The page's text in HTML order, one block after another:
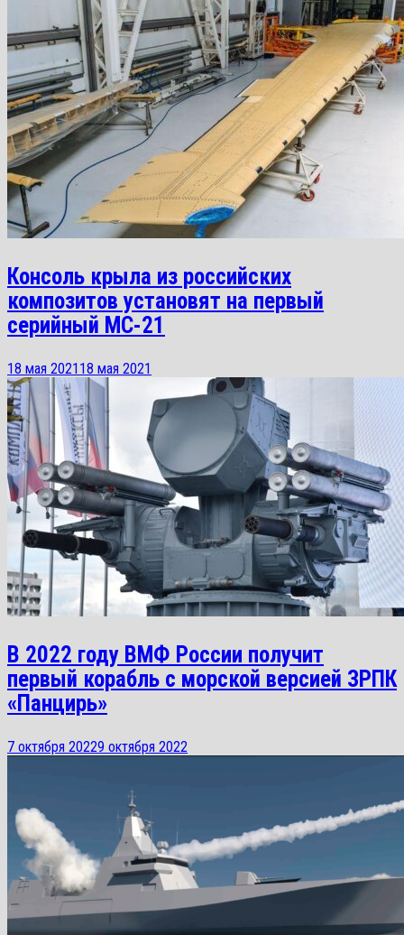
Консоль крыла из российских
композитов установят на первый
серийный МС-21
18 мая 202118 мая 2021
В 2022 году ВМФ России получит
первый корабль с морской версией ЗРПК
«Панцирь»
7 октября 20229 октября 2022